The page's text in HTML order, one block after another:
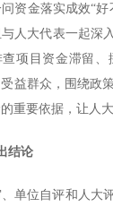
资金落实成效“
人大代表一起深
项目资金滞留
益群众，围绕政
重要依据，让人
结论
单位自评和人大